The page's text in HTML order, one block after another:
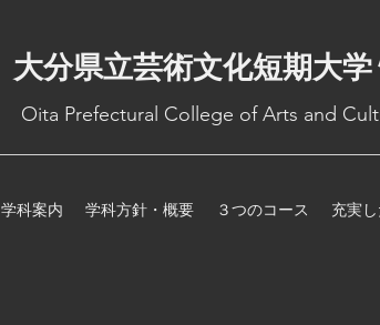
大分県立芸術文化短期大
Oita Prefectural College of Arts and
学科案内 学科方針・概要 ３つのコース 充実